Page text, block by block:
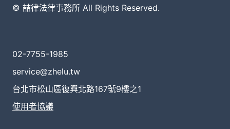
© 喆律法律事務所 All Rights Reserved.
02-7755-1985
service@zhelu.tw
台北市松山區復興北路167號9樓之1
使用者協議